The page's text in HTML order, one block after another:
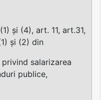
și (4), art. 11, art.31,
și (2) din
salarizarea
publice,